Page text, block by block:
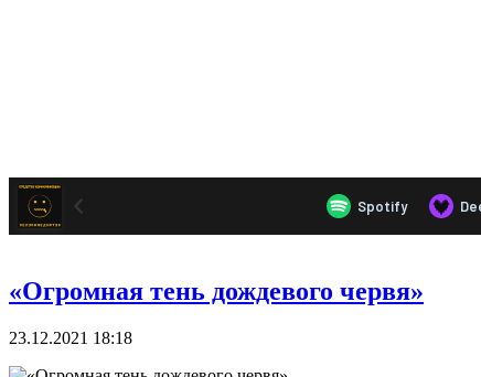
«Огромная тень дождевого червя»
23.12.2021 18:18